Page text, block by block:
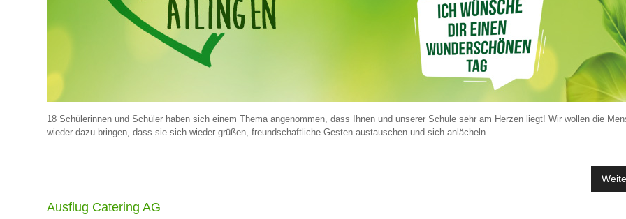
18 Schülerinnen und Schüler haben sich einem Thema angenommen, dass Ihnen und unserer Schule sehr am Herzen liegt! Wir wollen die
wieder dazu bringen, dass sie sich wieder grüßen, freundschaftliche Gesten austauschen und sich anlächeln.
Ausflug Catering AG